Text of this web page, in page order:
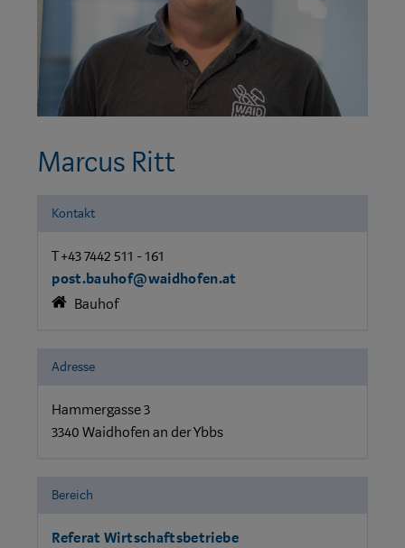
Marcus Ritt
Kontakt
T +43 7442 511 - 161
post.bauhof@waidhofen.at
Bauhof
Adresse
Hammergasse 3
3340 Waidhofen an der Ybbs
Bereich
Referat Wirtschaftsbetriebe